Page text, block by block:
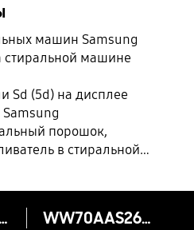
машин Samsung
стиральной машине
Sd (5d) на дисплее
порошок,
в стиральной
c Eco Bubble™, 7 кг WW70AAS26TE/LP